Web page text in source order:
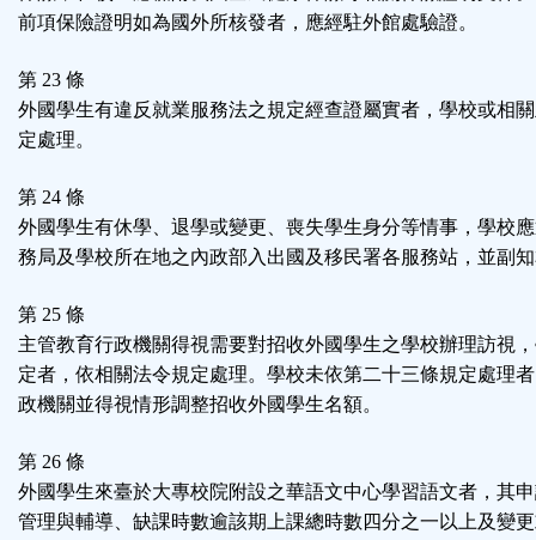
前項保險證明如為國外所核發者，應經駐外館處驗證。
第 23 條
外國學生有違反就業服務法之規定經查證屬實者，學校或相
定處理。
第 24 條
外國學生有休學、退學或變更、喪失學生身分等情事，學校
務局及學校所在地之內政部入出國及移民署各服務站，並副
第 25 條
主管教育行政機關得視需要對招收外國學生之學校辦理訪視
定者，依相關法令規定處理。學校未依第二十三條規定處理
政機關並得視情形調整招收外國學生名額。
第 26 條
外國學生來臺於大專校院附設之華語文中心學習語文者，其
管理與輔導、缺課時數逾該期上課總時數四分之一以上及變